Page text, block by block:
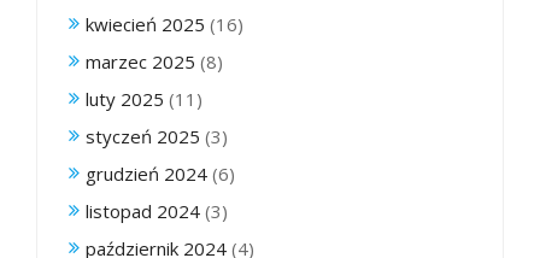
kwiecień 2025 (16)
marzec 2025 (8)
luty 2025 (11)
styczeń 2025 (3)
grudzień 2024 (6)
listopad 2024 (3)
październik 2024 (4)